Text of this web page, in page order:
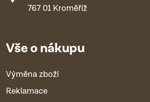
767 01 Kroměříž
Vše o nákupu
Výměna zboží
Reklamace